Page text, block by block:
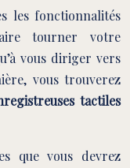
les fonctionnalités
tourner votre
vous diriger vers
vous trouverez
tactiles
que vous devrez